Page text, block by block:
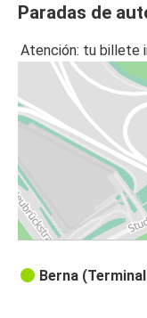
Paradas de
Atención: tu billete
Berna